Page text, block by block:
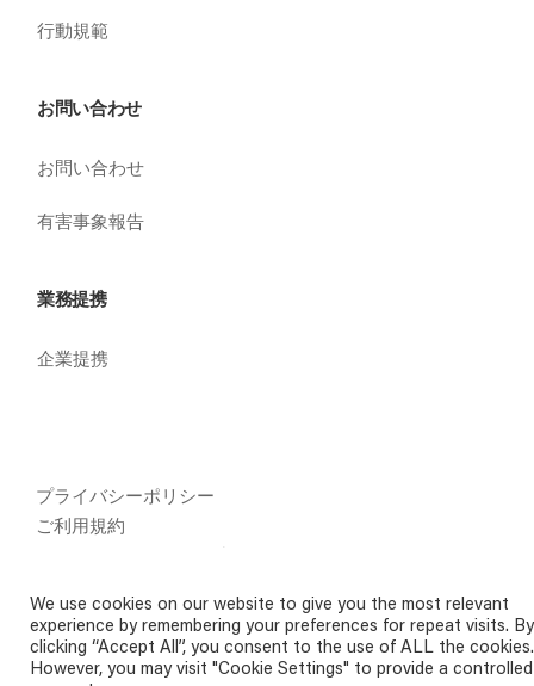
プライバシーポリシー
ご利用規約
行動規範
お問い合わせ
お問い合わせ
有害事象報告
業務提携
企業提携
We use cookies on our website to give you the most relevant
experience by remembering your preferences for repeat visits. By
clicking “Accept All”, you consent to the use of ALL the cookies.
However, you may visit "Cookie Settings" to provide a controlled